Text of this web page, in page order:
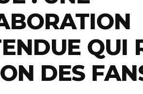
QUI
DES